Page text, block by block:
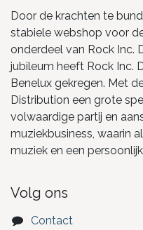
Door de krachten te
stabiele webshop voor
onderdeel van Rock Inc.
jubileum heeft Rock Inc.
Benelux gekregen. Met
Distribution een grote
volwaardige partij en
muziekbusiness, waarin
muziek en een
Volg ons
Contact